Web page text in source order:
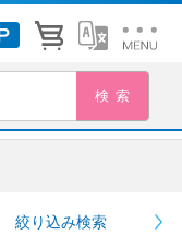
絞り込み検索